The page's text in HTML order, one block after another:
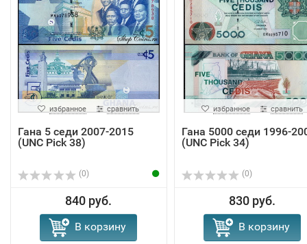
избранное сравнить
Гана 5 седи 2007-2015
(UNC Pick 38)
(0)
840 руб.
В корзину
избранное сравнить
Гана 5000 седи 1996-
(UNC Pick 34)
(0)
830 руб.
В корзину